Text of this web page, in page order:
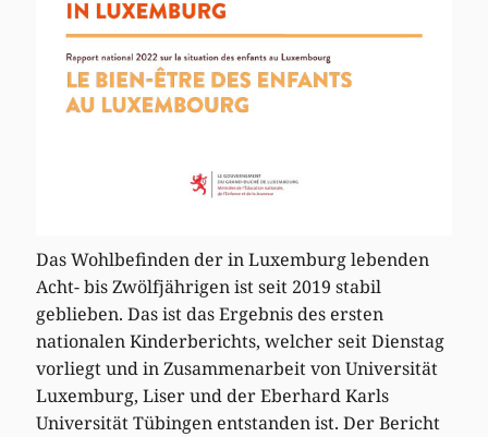
Das Wohlbefinden der in Luxemburg lebenden
Acht- bis Zwölfjährigen ist seit 2019 stabil
geblieben. Das ist das Ergebnis des ersten
nationalen Kinderberichts, welcher seit Dienstag
vorliegt und in Zusammenarbeit von Universität
Luxemburg, Liser und der Eberhard Karls
Universität Tübingen entstanden ist. Der Bericht